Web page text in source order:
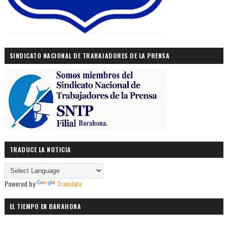
SINDICATO NACIONAL DE TRABAJADORES DE LA PRENSA
TRADUCE LA NOTICIA
Powered by Translate
EL TIEMPO EN BARAHONA